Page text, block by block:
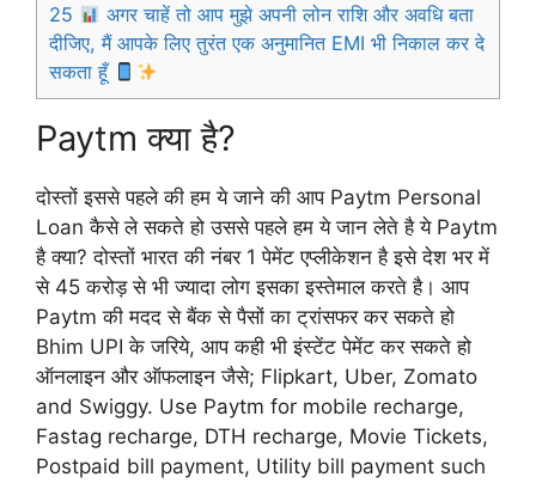
25
अगर चाहें तो आप मुझे अपनी लोन राशि और अवधि बता
दीजिए, मैं आपके लिए तुरंत एक अनुमानित EMI भी निकाल कर दे
सकता हूँ
Paytm क्या है?
दोस्तों इससे पहले की हम ये जाने की आप Paytm Personal
Loan कैसे ले सकते हो उससे पहले हम ये जान लेते है ये Paytm
है क्या? दोस्तों भारत की नंबर 1 पेमेंट एप्लीकेशन है इसे देश भर में
से 45 करोड़ से भी ज्यादा लोग इसका इस्तेमाल करते है। आप
Paytm की मदद से बैंक से पैसों का ट्रांसफर कर सकते हो
Bhim UPI के जरिये, आप कही भी इंस्टेंट पेमेंट कर सकते हो
ऑनलाइन और ऑफलाइन जैसे; Flipkart, Uber, Zomato
and Swiggy. Use Paytm for mobile recharge,
Fastag recharge, DTH recharge, Movie Tickets,
Postpaid bill payment, Utility bill payment such